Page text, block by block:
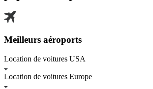
Meilleurs aéroports
Location de voitures USA
Location de voitures Europe